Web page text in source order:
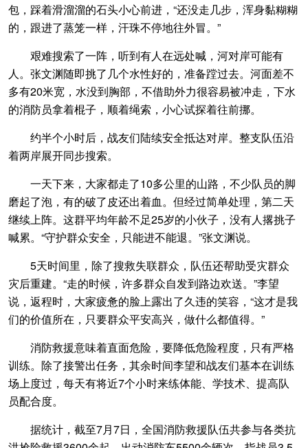
包，踩着滑溜溜的石头小心前进，“还没走几步，浑身黏糊糊
的，跟进了蒸笼一样，汗珠不停地往外冒。”
艰难搜索了一阵，听到有人在远处喊，河对岸可能有
人。张文渊随即挑了几个水性好的，准备蹚过去。河面差不
多有20米宽，水没到胸部，不借助外力很容易被冲走，下水
的消防员拿着棍子，顺着绳索，小心试探着往前挪。
约半个小时后，战友们陆续安全抵达对岸。整支队伍沿
着两岸展开同步搜索。
一天下来，大家都走了10多公里的山路，不少队员的脚
磨起了泡，有的破了皮还出着血。但经过简单处理，第二天
继续上阵。这群平均年龄不足25岁的小伙子，没有人撂挑子
喊累。“守护群众安全，只能进不能退。”张文渊说。
5天时间里，除了搜救失联群众，队伍还帮助受灾群众
灾后重建。“走的时候，许多群众自发到路边欢送。”李望
说，返程时，大家疲惫的脸上露出了久违的笑容，“这才是我
们的价值所在，只要群众平安高兴，做什么都值得。”
消防救援意味着直面危险，要降低危险程度，只有严格
训练。除了接警出任务，其余时间李望和战友们基本在训练
场上度过，每天有将近7个小时来练体能、学技术、提高队
员配合度。
据统计，截至7月7日，全国消防救援队伍共参与各类抗